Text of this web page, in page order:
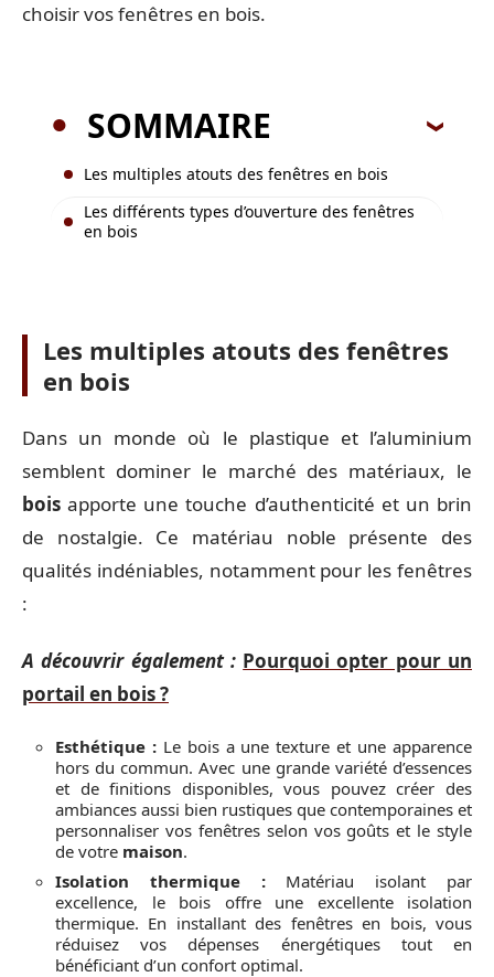
choisir vos fenêtres en bois.
SOMMAIRE
Les multiples atouts des fenêtres en bois
Les différents types d’ouverture des fenêtres
en bois
Les multiples atouts des fenêtres
en bois
Dans un monde où le plastique et l’aluminium
semblent dominer le marché des matériaux, le
bois apporte une touche d’authenticité et un brin
de nostalgie. Ce matériau noble présente des
qualités indéniables, notamment pour les fenêtres
:
A découvrir également : Pourquoi opter pour un
portail en bois ?
Esthétique :Le bois a une texture et une apparence
hors du commun. Avec une grande variété d’essences
et de finitions disponibles, vous pouvez créer des
ambiances aussi bien rustiques que contemporaines et
personnaliser vos fenêtres selon vos goûts et le style
de votre maison.
Isolation thermique :Matériau isolant par
excellence, le bois offre une excellente isolation
thermique. En installant des fenêtres en bois, vous
réduisez vos dépenses énergétiques tout en
bénéficiant d’un confort optimal.